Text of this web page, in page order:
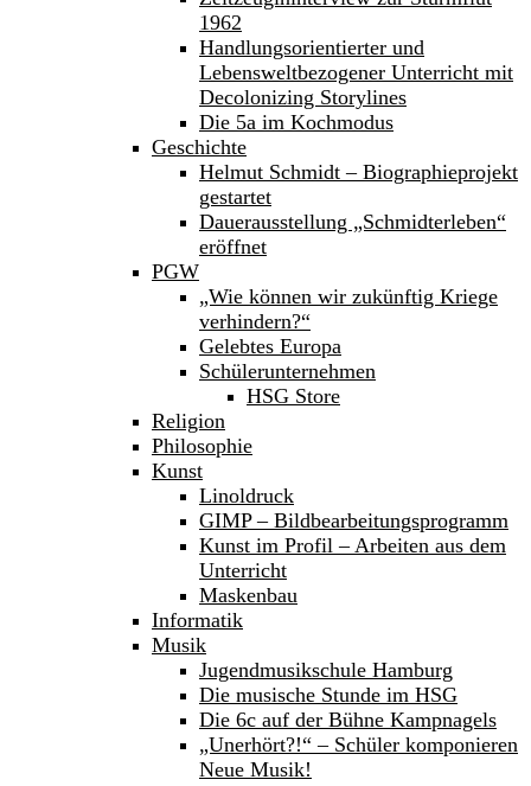
1962
Handlungsorientierter und
Lebensweltbezogener Unterricht mit
Decolonizing Storylines
Die 5a im Kochmodus
Geschichte
Helmut Schmidt – Biographieprojekt
gestartet
Dauerausstellung „Schmidterleben“
eröffnet
PGW
„Wie können wir zukünftig Kriege
verhindern?“
Gelebtes Europa
Schülerunternehmen
HSG Store
Religion
Philosophie
Kunst
Linoldruck
GIMP – Bildbearbeitungsprogramm
Kunst im Profil – Arbeiten aus dem
Unterricht
Maskenbau
Informatik
Musik
Jugendmusikschule Hamburg
Die musische Stunde im HSG
Die 6c auf der Bühne Kampnagels
„Unerhört?!“ – Schüler komponieren
Neue Musik!